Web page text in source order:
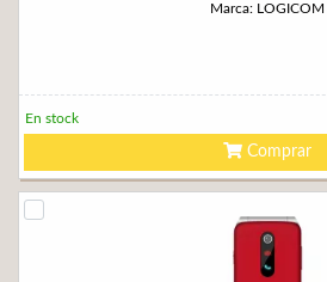
Marca: LOGICOM
En stock
Comprar